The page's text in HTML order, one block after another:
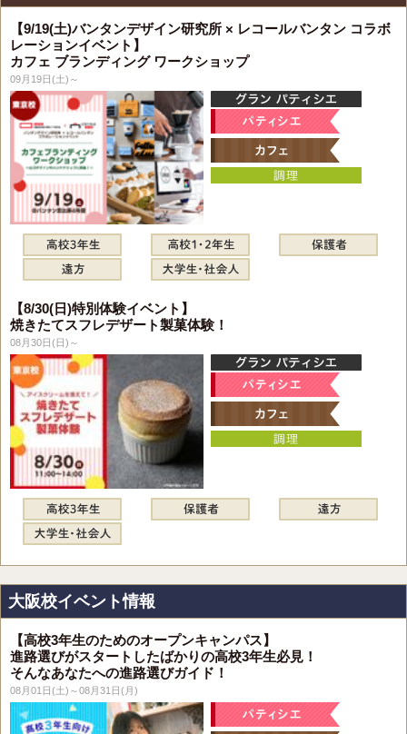
【9/19(土)バンタンデザイン研究所 × レコールバンタン コラボ
レーションイベント】
カフェ ブランディング ワークショップ
09月19日(土)～
【8/30(日)特別体験イベント】
焼きたてスフレデザート製菓体験！
08月30日(日)～
大阪校イベント情報
【高校3年生のためのオープンキャンパス】
進路選びがスタートしたばかりの高校3年生必見！
そんなあなたへの進路選びガイド！
08月01日(土)～08月31日(月)